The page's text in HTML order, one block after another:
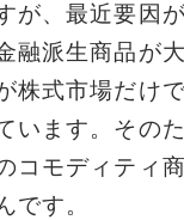
が、最近要因
融派生商品が
株式市場だけ
います。その
コモディティ
です。